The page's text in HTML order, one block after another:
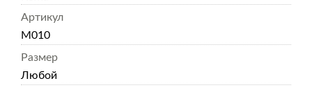
Артикул
M010
Размер
Любой